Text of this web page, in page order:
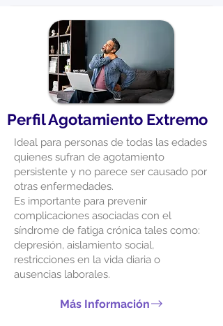
Perfil Agotamiento Extremo
Ideal para personas de todas las edades
quienes sufran de agotamiento
persistente y no parece ser causado por
otras enfermedades.
Es importante para prevenir
complicaciones asociadas con el
síndrome de fatiga crónica tales como:
depresión, aislamiento social,
restricciones en la vida diaria o
ausencias laborales.
Más Información